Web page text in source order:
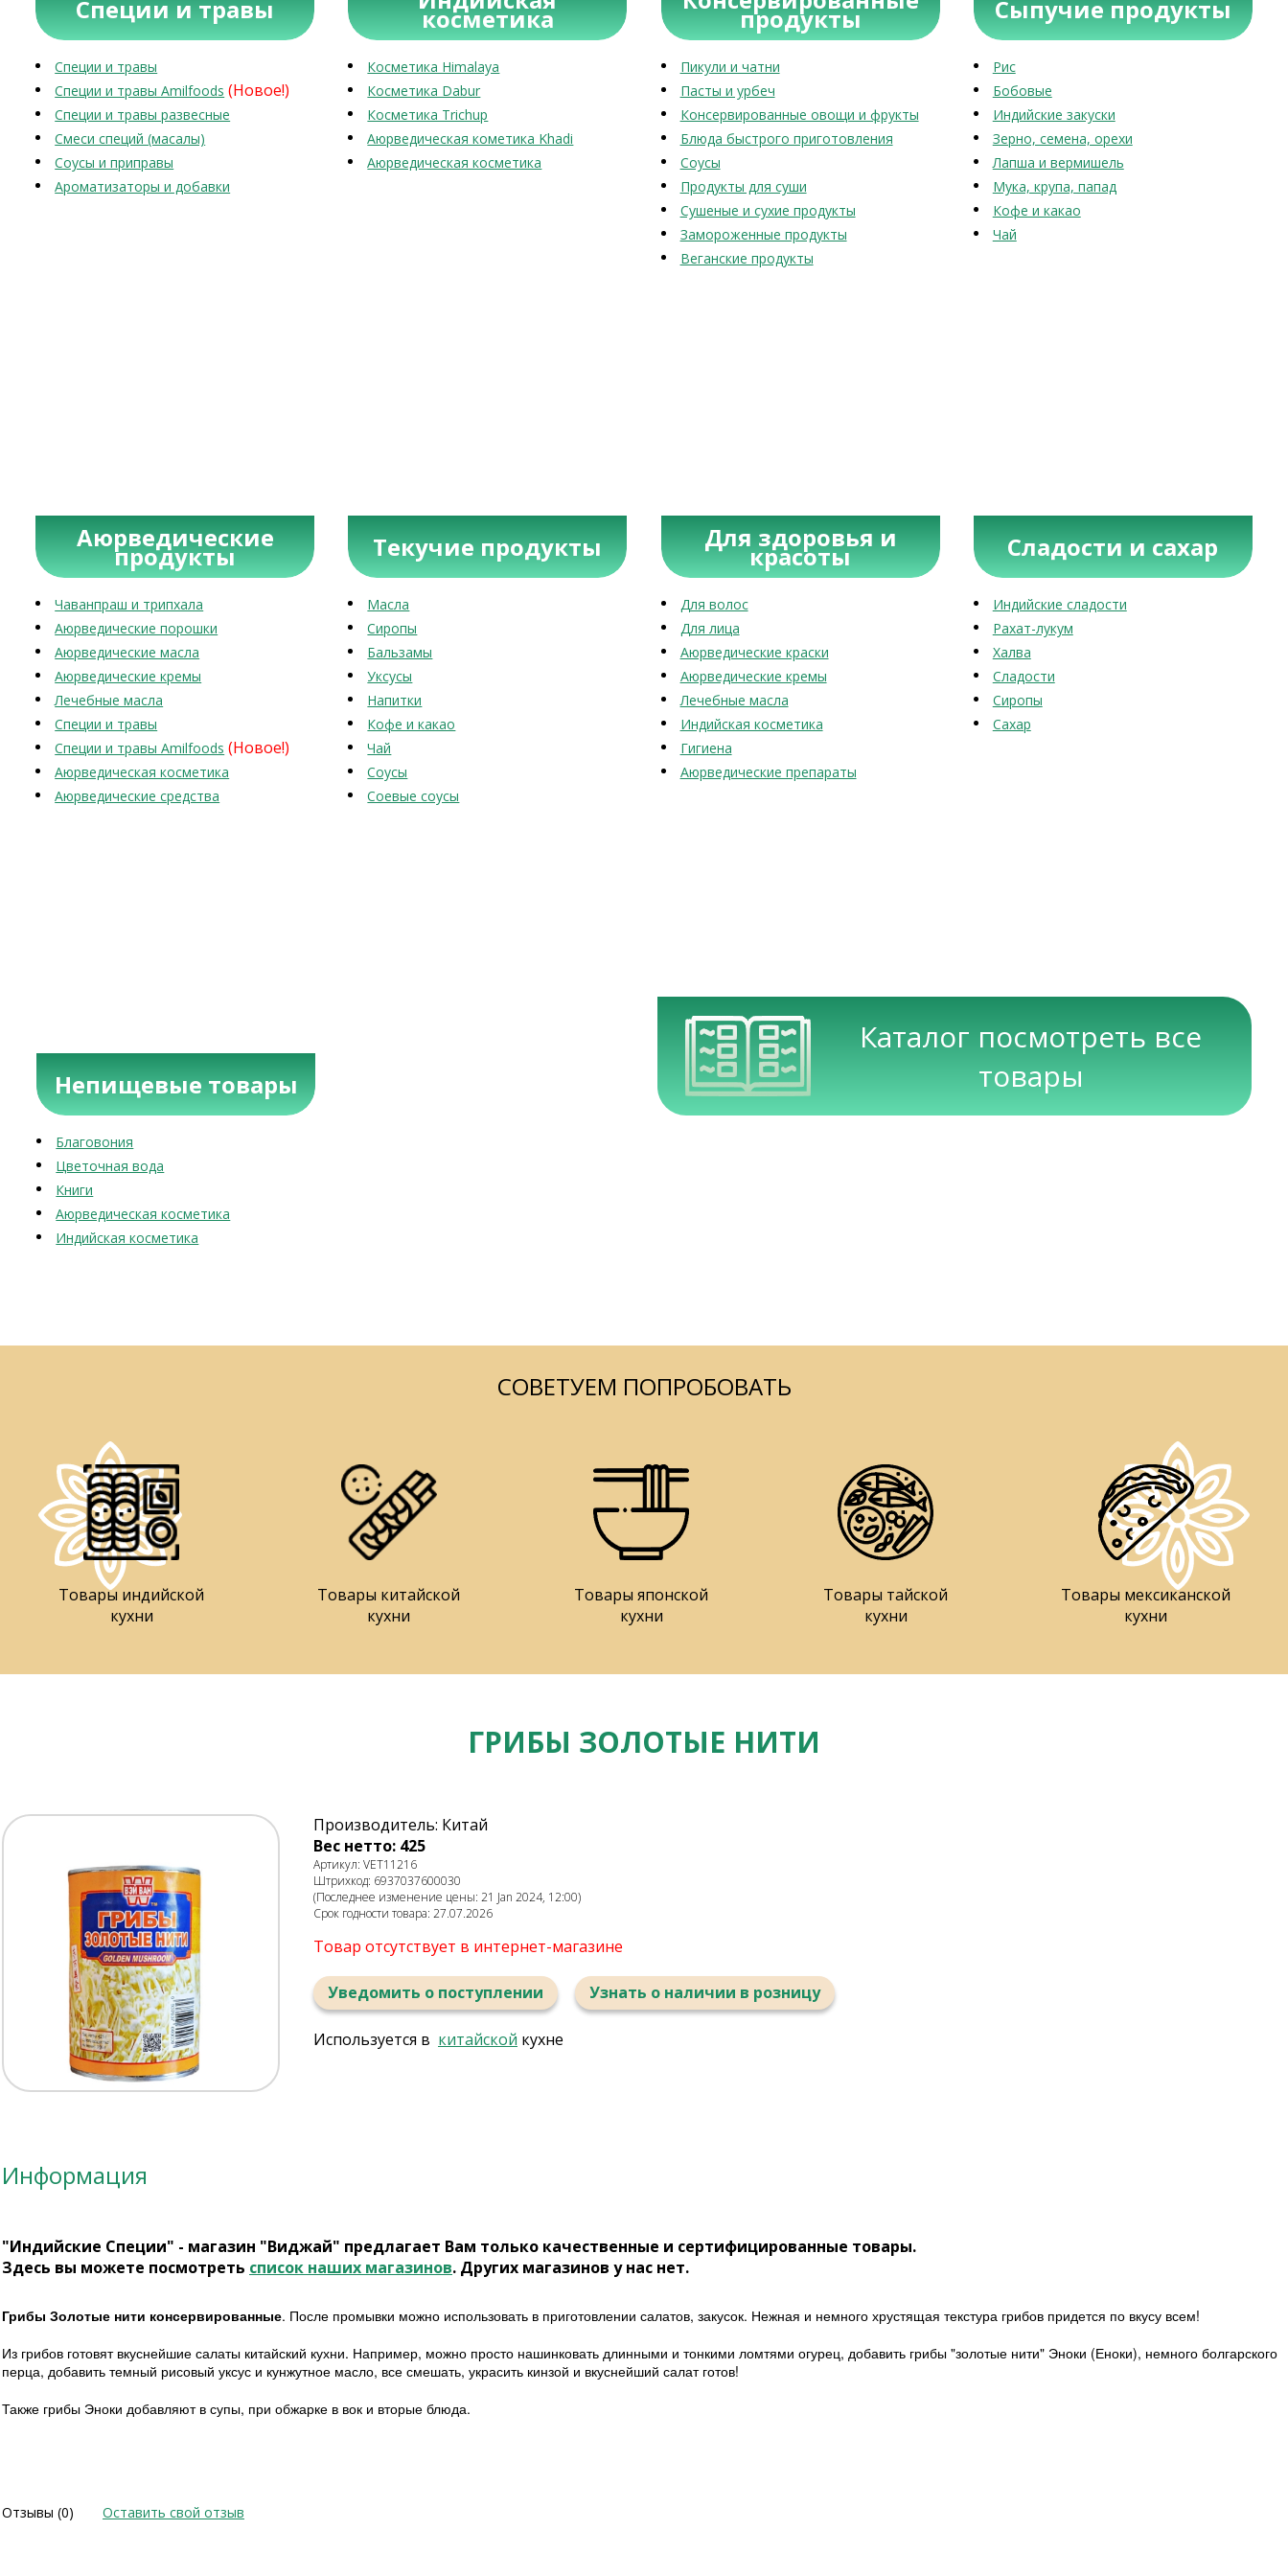
Специи и травы
Специи и травы
Специи и травы Amilfoods (Новое!)
Специи и травы развесные
Смеси специй (масалы)
Соусы и приправы
Ароматизаторы и добавки
косметика
Косметика Himalaya
Косметика Dabur
Косметика Trichup
Аюрведическая кометика Khadi
Аюрведическая косметика
продукты
Пикули и чатни
Пасты и урбеч
Консервированные овощи и фрукты
Блюда быстрого приготовления
Соусы
Продукты для суши
Сушеные и сухие продукты
Замороженные продукты
Веганские продукты
Сыпучие продукты
Рис
Бобовые
Индийские закуски
Зерно, семена, орехи
Лапша и вермишель
Мука, крупа, папад
Кофе и какао
Чай
Аюрведические
продукты
Чаванпраш и трипхала
Аюрведические порошки
Аюрведические масла
Аюрведические кремы
Лечебные масла
Специи и травы
Специи и травы Amilfoods (Новое!)
Аюрведическая косметика
Аюрведические средства
Текучие продукты
Масла
Сиропы
Бальзамы
Уксусы
Напитки
Кофе и какао
Чай
Соусы
Соевые соусы
Для здоровья и
красоты
Для волос
Для лица
Аюрведические краски
Аюрведические кремы
Лечебные масла
Индийская косметика
Гигиена
Аюрведические препараты
Сладости и сахар
Индийские сладости
Рахат-лукум
Халва
Сладости
Сиропы
Сахар
Непищевые товары
Благовония
Цветочная вода
Книги
Аюрведическая косметика
Индийская косметика
Каталог посмотреть все
товары
СОВЕТУЕМ ПОПРОБОВАТЬ
Товары индийской
кухни
Товары китайской
кухни
Товары японской
кухни
Товары тайской
кухни
Товары мексиканской
кухни
ГРИБЫ ЗОЛОТЫЕ НИТИ
Производитель: Китай
Вес нетто: 425
Артикул: VET11216
Штрихкод: 6937037600030
(Последнее изменение цены: 21 Jan 2024, 12:00)
Срок годности товара: 27.07.2026
Товар отсутствует в интернет-магазине
Уведомить о поступлении Узнать о наличии в розницу
Используется в китайской кухне
Информация
"Индийские Специи" - магазин "Виджай" предлагает Вам только качественные и сертифицированные товары.
Здесь вы можете посмотреть список наших магазинов. Других магазинов у нас нет.
Грибы Золотые нити консервированные. После промывки можно использовать в приготовлении салатов, закусок. Нежная и немного хрустящая текстура грибов придется по вкусу всем!
Из грибов готовят вкуснейшие салаты китайский кухни. Например, можно просто нашинковать длинными и тонкими ломтями огурец, добавить грибы "золотые нити" Эноки (Еноки), немного болгарского
перца, добавить темный рисовый уксус и кунжутное масло, все смешать, украсить кинзой и вкуснейший салат готов!
Также грибы Эноки добавляют в супы, при обжарке в вок и вторые блюда.
Отзывы (0) Оставить свой отзыв